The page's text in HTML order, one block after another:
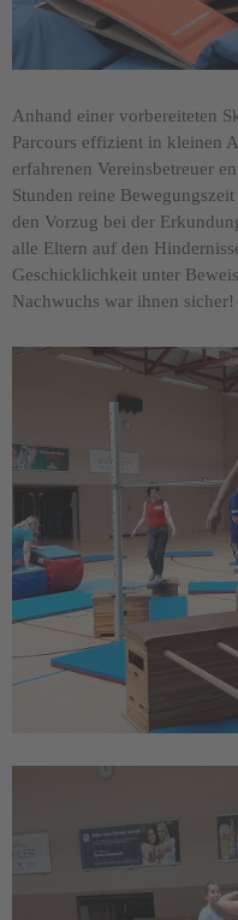
Anhand einer vorbereiteten
Parcours effizient in kleinen
erfahrenen Vereinsbetreuer
Stunden reine
den Vorzug bei der
alle Eltern auf den
Geschicklichkeit unter
Nachwuchs war ihnen sicher!